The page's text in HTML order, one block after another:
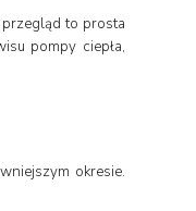
przegląd to prosta
pompy ciepła,
okresie.